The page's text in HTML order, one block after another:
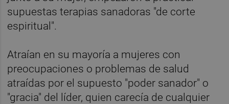
supuestas terapias sanadoras "de corte
espiritual".
Atraían en su mayoría a mujeres con
preocupaciones o problemas de salud
atraídas por el supuesto "poder sanador" o
"gracia" del líder, quien carecía de cualquier